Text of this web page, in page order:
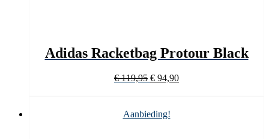
Adidas Racketbag Protour Black
€119,95 Oorspronkelijke
€ 119,95.
€ 94,90Huidige
Aanbieding!